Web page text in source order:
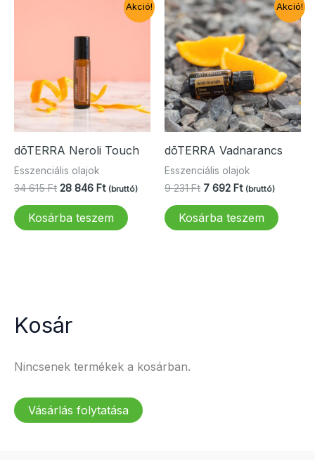
Akció!
dōTERRA Neroli Touch
Esszenciális olajok
34 615Ft Original
was:
34
28 846 FtCurrent
28
(bruttó)
Kosárba teszem
Akció!
dōTERRA Vadnarancs
Esszenciális olajok
9 231Ft Original
was:
9
7 692 FtCurrent
7
(bruttó)
Kosárba teszem
Kosár
Nincsenek termékek a kosárban.
Vásárlás folytatása